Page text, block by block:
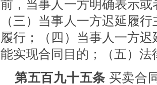
前，当事人一方明确表示
（三）当事人一方迟延履
履行；（四）当事人一方
能实现合同目的；（五）
第五百九十五条 买卖合